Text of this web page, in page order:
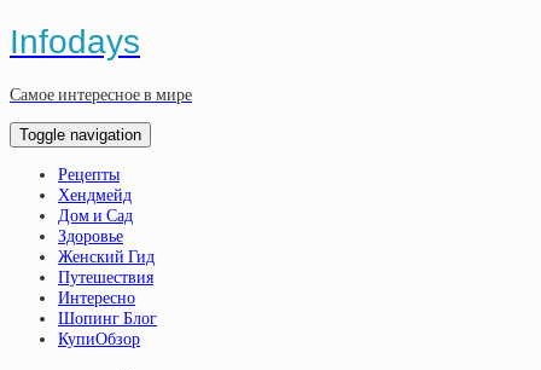
Infodays
Самое интересное в мире
Toggle navigation
Рецепты
Хендмейд
Дом и Сад
Здоровье
Женский Гид
Путешествия
Интересно
Шопинг Блог
КупиОбзор